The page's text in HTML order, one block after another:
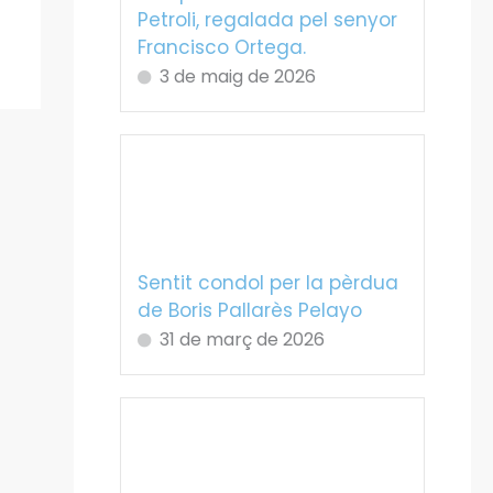
Petroli, regalada pel senyor
Francisco Ortega.
3 de maig de 2026
Sentit condol per la pèrdua
de Boris Pallarès Pelayo
31 de març de 2026